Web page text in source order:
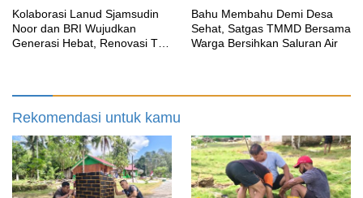
Kolaborasi Lanud Sjamsudin
Noor dan BRI Wujudkan
Generasi Hebat, Renovasi TK
Bahu Membahu Demi Desa
Sehat, Satgas TMMD Bersama
Warga Bersihkan Saluran Air
Rekomendasi untuk kamu